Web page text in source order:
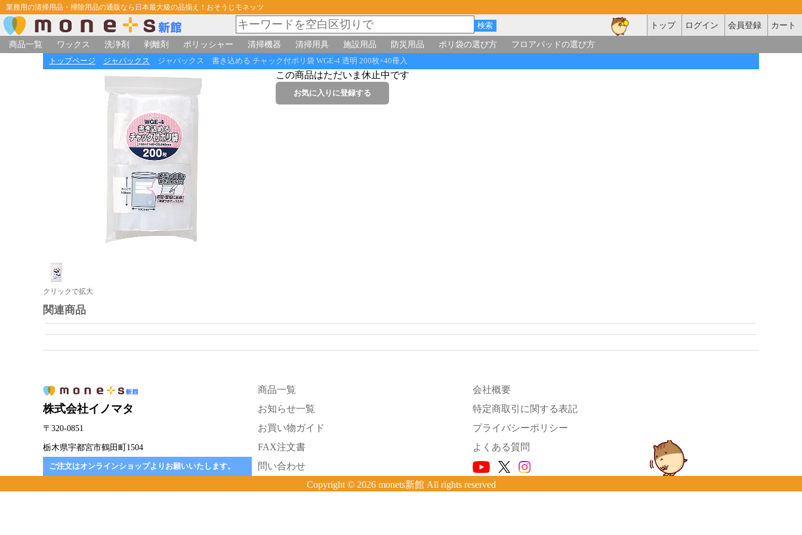
業務用の清掃用品・掃除用品の通販なら日本最大級の品揃え！おそうじモネッツ
トップ ログイン 会員登録
カート
商品一覧
ワックス 洗浄剤 剥離剤 ポリッシャー 清掃機器 清掃用具 施設用品 防災用品 ポリ袋の選び方 フロアパッドの選び方
トップページ ジャパックス ジャパックス 書き込める チャック付ポリ袋 WGE-4 透明 200枚×40冊入
クリックで拡大
この商品はただいま休止中です
関連商品
株式会社イノマタ
〒320-0851
栃木県宇都宮市鶴田町1504
ご注文はオンラインショップよりお願いいたします。
商品一覧
お知らせ一覧
お買い物ガイド
FAX注文書
問い合わせ
会社概要
特定商取引に関する表記
プライバシーポリシー
よくある質問
Copyright © 2026 monets新館 All rights reserved